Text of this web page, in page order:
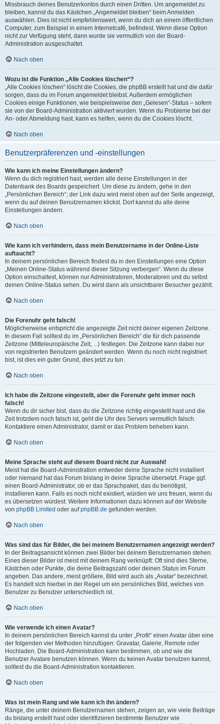
Missbrauch deines Benutzerkontos durch einen Dritten. Um angemeldet zu
bleiben, kannst du das Kästchen „Angemeldet bleiben“ beim Anmelden
auswählen. Dies ist nicht empfehlenswert, wenn du dich an einem öffentlichen
Computer, zum Beispiel in einem Internetcafé, befindest. Wenn diese Option
nicht zur Verfügung steht, dann wurde sie vermutlich von der Board-
Administration ausgeschaltet.
Nach oben
Wozu ist die Funktion „Alle Cookies löschen“?
„Alle Cookies löschen“ löscht die Cookies, die phpBB erstellt hat und die dafür
sorgen, dass du im Forum angemeldet bleibst. Außerdem ermöglichen
Cookies einige Funktionen, wie beispielsweise den „Gelesen“-Status – sofern
sie von der Board-Administration aktiviert wurden. Wenn du Probleme bei der
An- oder Abmeldung hast, kann es helfen, wenn du die Cookies löscht.
Nach oben
Benutzerpräferenzen und -einstellungen
Wie kann ich meine Einstellungen ändern?
Wenn du dich registriert hast, werden alle deine Einstellungen in der
Datenbank des Boards gespeichert. Um diese zu ändern, gehe in den
„Persönlichen Bereich“; der Link dazu wird meist oben auf der Seite angezeigt,
wenn du auf deinen Benutzernamen klickst. Dort kannst du alle deine
Einstellungen ändern.
Nach oben
Wie kann ich verhindern, dass mein Benutzername in der Online-Liste
auftaucht?
In deinem persönlichen Bereich findest du in den Einstellungen eine Option
„Meinen Online-Status während dieser Sitzung verbergen“. Wenn du diese
Option einschaltest, können nur Administratoren, Moderatoren und du selbst
deinen Online-Status sehen. Du wirst dann als unsichtbarer Besucher gezählt.
Nach oben
Die Forenuhr geht falsch!
Möglicherweise entspricht die angezeigte Zeit nicht deiner eigenen Zeitzone.
In diesem Fall solltest du im „Persönlichen Bereich“ die für dich passende
Zeitzone (Mitteleuropäische Zeit, ...) festlegen. Die Zeitzone kann dabei nur
von registrierten Benutzern geändert werden. Wenn du noch nicht registriert
bist, ist dies ein guter Grund, dies jetzt zu tun.
Nach oben
Ich habe die Zeitzone eingestellt, aber die Forenuhr geht immer noch
falsch!
Wenn du dir sicher bist, dass du die Zeitzone richtig eingestellt hast und die
Zeit trotzdem noch falsch ist, geht die Uhr des Servers vermutlich falsch.
Kontaktiere einen Administrator, damit er das Problem beheben kann.
Nach oben
Meine Sprache steht auf diesem Board nicht zur Auswahl!
Meist hat die Board-Administration entweder deine Sprache nicht installiert
oder niemand hat das Forum bislang in deine Sprache übersetzt. Frage ggf.
einen Board-Administrator, ob er das Sprachpaket, das du benötigst,
installieren kann. Falls es noch nicht existiert, würden wir uns freuen, wenn du
es übersetzen würdest. Weitere Informationen dazu können auf der Website
von phpBB Limited oder aufphpBB.de gefunden werden.
Nach oben
Was sind das für Bilder, die bei meinem Benutzernamen angezeigt werden?
In der Beitragsansicht können zwei Bilder bei deinem Benutzernamen stehen.
Eines dieser Bilder ist meist mit deinem Rang verknüpft: Oft sind dies Sterne,
Kästchen oder Punkte, die deine Beitragszahl oder deinen Status im Forum
angeben. Das andere, meist größere, Bild wird auch als „Avatar“ bezeichnet.
Es handelt sich hierbei in der Regel um ein persönliches Bild, welches von
Benutzer zu Benutzer unterschiedlich ist.
Nach oben
Wie verwende ich einen Avatar?
In deinem persönlichen Bereich kannst du unter „Profil“ einen Avatar über eine
der folgenden vier Methoden hinzufügen: Gravatar, Galerie, Remote oder
Hochladen. Die Board-Administration kann bestimmen, ob und wie die
Benutzer Avatare benutzen können. Wenn du keinen Avatar benutzen kannst,
solltest du die Board-Administration kontaktieren.
Nach oben
Was ist mein Rang und wie kann ich ihn ändern?
Ränge, die unter deinem Benutzernamen stehen, zeigen an, wie viele Beiträge
du bislang erstellt hast oder identifizieren bestimmte Benutzer wie